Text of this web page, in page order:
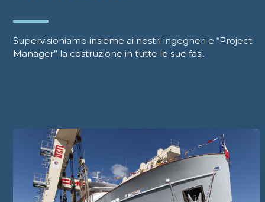
Supervisioniamo insieme ai nostri ingegneri e “Project
Manager” la costruzione in tutte le sue fasi.